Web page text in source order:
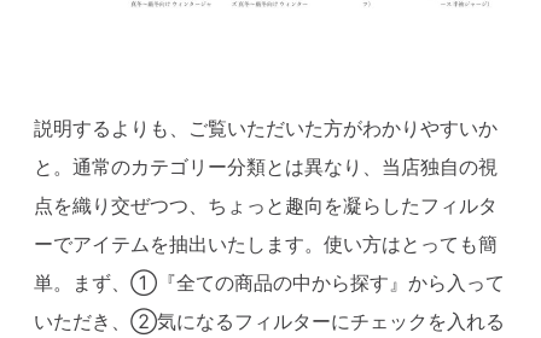
説明するよりも、ご覧いただいた方がわかりやすいか
と。通常のカテゴリー分類とは異なり、当店独自の視
点を織り交ぜつつ、ちょっと趣向を凝らしたフィルタ
ーでアイテムを抽出いたします。使い方はとっても簡
単。まず、①『全ての商品の中から探す』から入って
いただき、②気になるフィルターにチェックを入れる